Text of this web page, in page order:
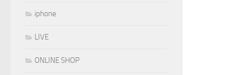
iphone
LIVE
ONLINE SHOP